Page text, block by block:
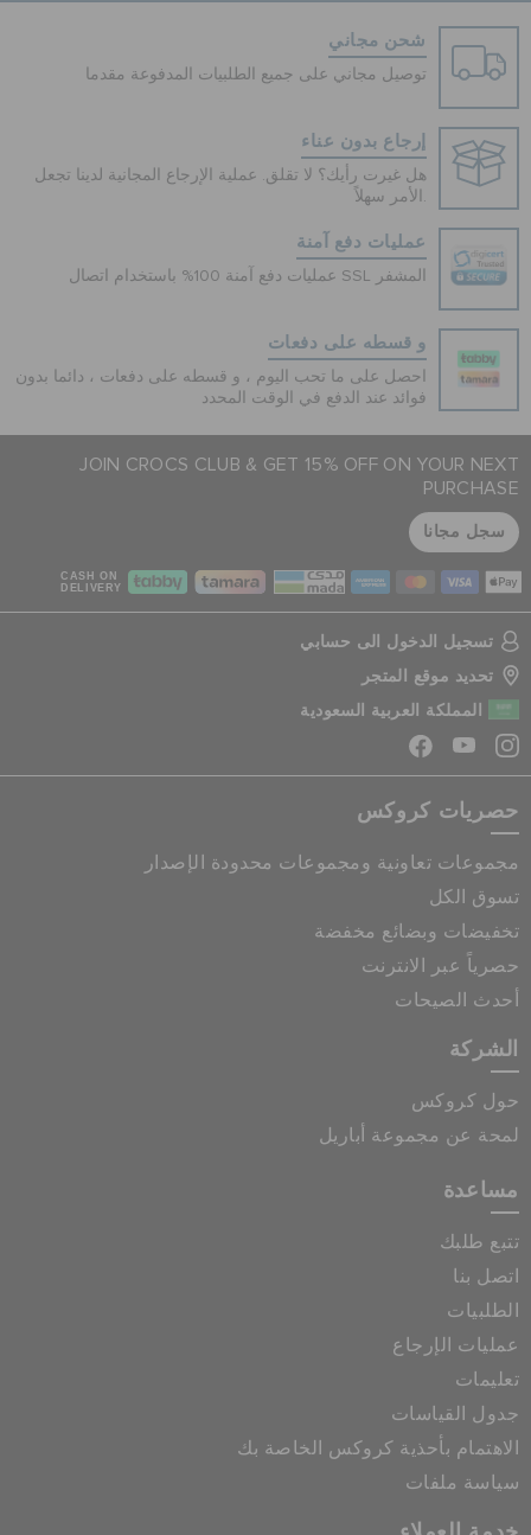
شحن مجاني
توصيل مجاني على جميع الطلبيات المدفوعة مقدما
إرجاع بدون عناء
هل غيرت رأيك؟ لا تقلق. عملية الإرجاع المجانية لدينا تجعل
عمليات دفع آمنة
عمليات دفع آمنة 100% باستخدام اتصال SSL المشفر
و قسطه على دفعات
احصل على ما تحب اليوم ، و قسطه على دفعات ، دائما بدون
فوائد عند الدفع في الوقت المحدد
JOIN CROCS CLUB & GET 15% OFF ON YOUR NEXT
PURCHASE
سجل مجانا
CASH ON
DELIVERY
تسجيل الدخول الى حسابي
تحديد موقع المتجر
المملكة العربية السعودية
حصريات كروكس
مجموعات تعاونية ومجموعات محدودة الإصدار
تسوق الكل
تخفيضات وبضائع مخفضة
حصرياً عبر الانترنت
أحدث الصيحات
الشركة
حول كروكس
لمحة عن مجموعة أباريل
مساعدة
تتبع طلبك
اتصل بنا
الطلبيات
عمليات الإرجاع
تعليمات
جدول القياسات
الاهتمام بأحذية كروكس الخاصة بك
سياسة ملفات